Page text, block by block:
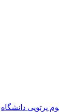
دانشگاه